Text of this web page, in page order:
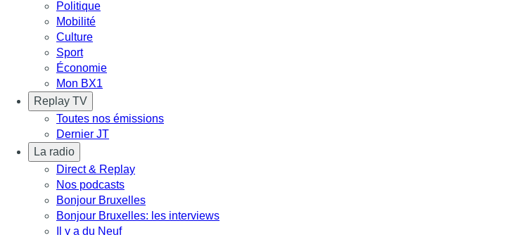
Politique
Mobilité
Culture
Sport
Économie
Mon BX1
Replay TV
Toutes nos émissions
Dernier JT
La radio
Direct & Replay
Nos podcasts
Bonjour Bruxelles
Bonjour Bruxelles: les interviews
Il y a du Neuf